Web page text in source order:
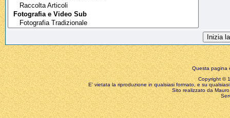
Questa pagina
Copyright ©
E' vietata la riproduzione in qualsiasi formato, e su
Sito realizzato da